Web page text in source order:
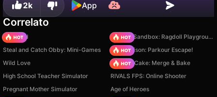
2k App
Correlato
TB World
Sprunki Sandbox: Ragdoll Playground Mode
Steal and Catch Obby: Mini-Games
Barry Prison: Parkour Escape!
Wild Love
Piece of Cake: Merge & Bake
High School Teacher Simulator
RIVALS FPS: Online Shooter
Pregnant Mother Simulator
Age of Heroes